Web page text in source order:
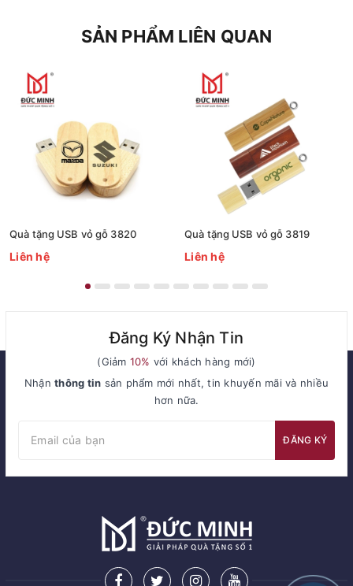
SẢN PHẨM LIÊN QUAN
Quà tặng USB vỏ gỗ 3820
Liên hệ
Quà tặng USB vỏ gỗ 3819
Liên hệ
Đăng Ký Nhận Tin
(Giảm 10% với khách hàng mới)
Nhậnthông tin sản phẩm mới nhất, tin khuyến mãi và nhiều
hơn nữa.
ĐĂNG KÝ